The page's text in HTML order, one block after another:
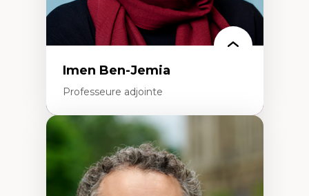
Imen Ben-Jemia
Professeure adjointe
Discours sur la ville et représentations
Mosquées, formes et usages au Canada
Reconnaissance et représentations des
communautés immigrantes dans l'espace